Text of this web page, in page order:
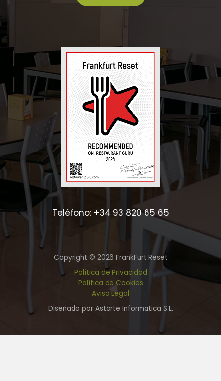
Teléfono: +34 93 820 65 65
Copyright © 2026 FrankFurt Reset
Política de Privacidad
Política de Cookies
Aviso Legal
Diseñado por Astarte Informatica S.L.